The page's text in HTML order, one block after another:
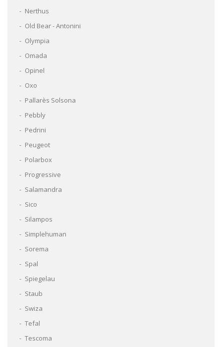
Nerthus
Old Bear - Antonini
Olympia
Omada
Opinel
Oxo
Pallarès Solsona
Pebbly
Pedrini
Peugeot
Polarbox
Progressive
Salamandra
Sico
Silampos
Simplehuman
Sorema
Spal
Spiegelau
Staub
Swiza
Tefal
Tescoma